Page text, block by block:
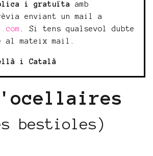
i gratuïta
amb
enviant un mail a
. Si tens qualsevol dubte
al mateix mail.
i Català
bestioles)